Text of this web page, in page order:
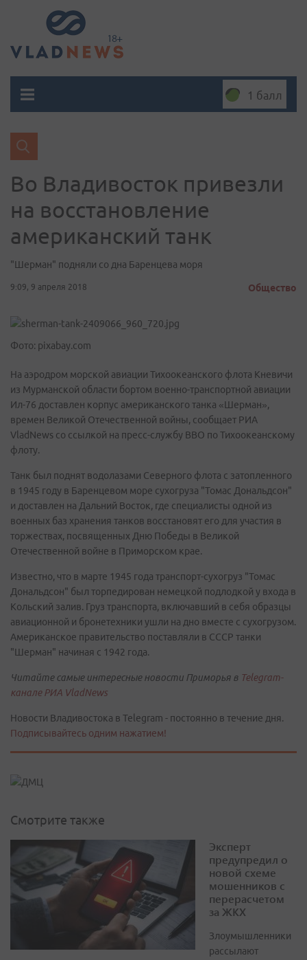
1 балл
Во Владивосток привезли
на восстановление
американский танк
"Шерман" подняли со дна Баренцева моря
9:09, 9 апреля 2018 Общество
Фото: pixabay.com
На аэродром морской авиации Тихоокеанского флота Кневичи
из Мурманской области бортом военно-транспортной авиации
Ил-76 доставлен корпус американского танка «Шерман»,
времен Великой Отечественной войны, сообщает РИА
VladNews со ссылкой на пресс-службу ВВО по Тихоокеанскому
флоту.
Танк был поднят водолазами Северного флота с затопленного
в 1945 году в Баренцевом море сухогруза "Томас Дональдсон"
и доставлен на Дальний Восток, где специалисты одной из
военных баз хранения танков восстановят его для участия в
торжествах, посвященных Дню Победы в Великой
Отечественной войне в Приморском крае.
Известно, что в марте 1945 года транспорт-сухогруз "Томас
Дональдсон" был торпедирован немецкой подлодкой у входа в
Кольский залив. Груз транспорта, включавший в себя образцы
авиационной и бронетехники ушли на дно вместе с сухогрузом.
Американское правительство поставляли в СССР танки
"Шерман" начиная с 1942 года.
Читайте самые интересные новости Приморья в Telegram-
канале РИА VladNews
Новости Владивостока в Telegram - постоянно в течение дня.
Подписывайтесь одним нажатием!
Смотрите также
Эксперт
предупредил о
новой схеме
мошенников с
перерасчетом
за ЖКХ
Злоумышленники
рассылают